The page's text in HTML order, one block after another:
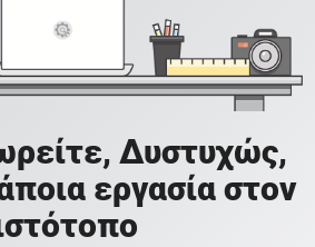
Δυστυχώς,
εργασία στον